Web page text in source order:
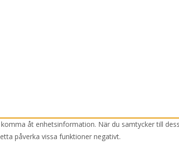
åt enhetsinformation. När du samtycker till
påverka vissa funktioner negativt.